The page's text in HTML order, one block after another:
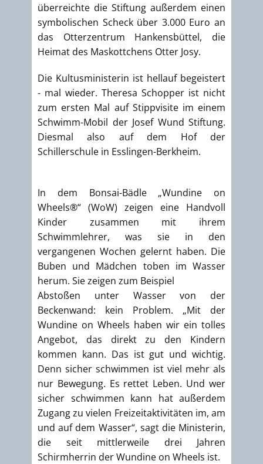
überreichte die Stiftung außerdem einen
symbolischen Scheck über 3.000 Euro an
das Otterzentrum Hankensbüttel, die
Heimat des Maskottchens Otter Josy.
Die Kultusministerin ist hellauf begeistert
- mal wieder. Theresa Schopper ist nicht
zum ersten Mal auf Stippvisite im einem
Schwimm-Mobil der Josef Wund Stiftung.
Diesmal also auf dem Hof der
Schillerschule in Esslingen-Berkheim.
In dem Bonsai-Bädle „Wundine on
Wheels®“ (WoW) zeigen eine Handvoll
Kinder zusammen mit ihrem
Schwimmlehrer, was sie in den
vergangenen Wochen gelernt haben. Die
Buben und Mädchen toben im Wasser
herum. Sie zeigen zum Beispiel
Abstoßen unter Wasser von der
Beckenwand: kein Problem. „Mit der
Wundine on Wheels haben wir ein tolles
Angebot, das direkt zu den Kindern
kommen kann. Das ist gut und wichtig.
Denn sicher schwimmen ist viel mehr als
nur Bewegung. Es rettet Leben. Und wer
sicher schwimmen kann hat außerdem
Zugang zu vielen Freizeitaktivitäten im, am
und auf dem Wasser“, sagt die Ministerin,
die seit mittlerweile drei Jahren
Schirmherrin der Wundine on Wheels ist.